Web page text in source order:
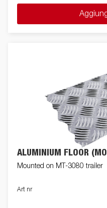
ALUMINIUM FLOOR
Mounted on MT-3080 trailer
Art nr